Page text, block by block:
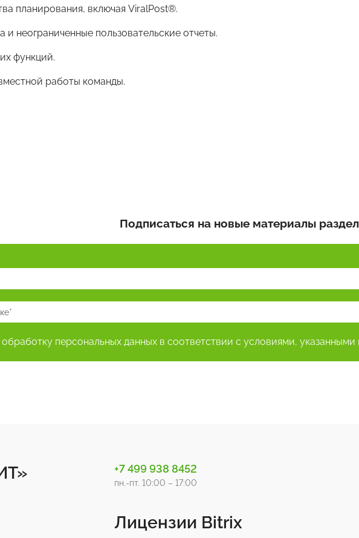
включая ViralPost®.
пользовательские отчеты.
работы команды.
Подписаться на новые материалы
обработку персональных данных в соответствии с условиями, указанными
+7 499 938 8452
пн.-пт. 10:00 – 17:00
Лицензии Bitrix